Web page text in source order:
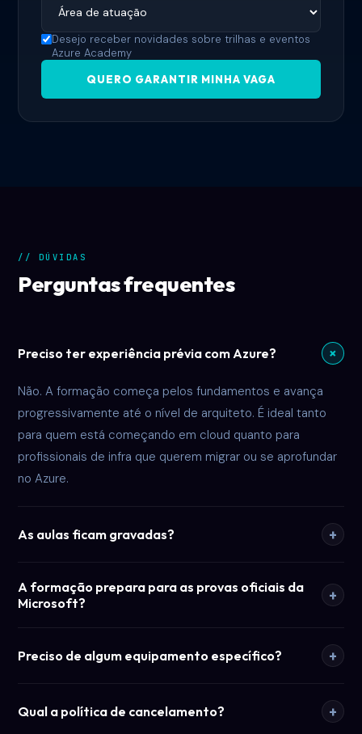
Desejo receber novidades sobre trilhas e eventos
Azure Academy
QUERO GARANTIR MINHA VAGA
// DÚVIDAS
Perguntasfrequentes
Preciso ter experiência prévia com Azure? +
Não. A formação começa pelos fundamentos e avança
progressivamente até o nível de arquiteto. É ideal tanto
para quem está começando em cloud quanto para
profissionais de infra que querem migrar ou se aprofundar
no Azure.
As aulas ficam gravadas? +
A formação prepara para as provas oficiais da
Microsoft?
+
Preciso de algum equipamento específico? +
Qual a política de cancelamento? +